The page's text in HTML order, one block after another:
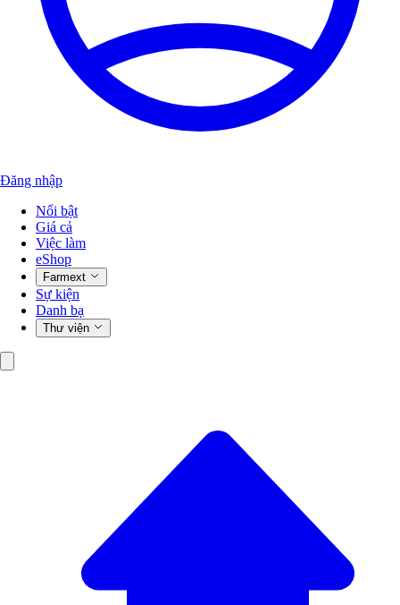
Đăng nhập
Nổi bật
Giá cả
Việc làm
eShop
Farmext
Sự kiện
Danh bạ
Thư viện